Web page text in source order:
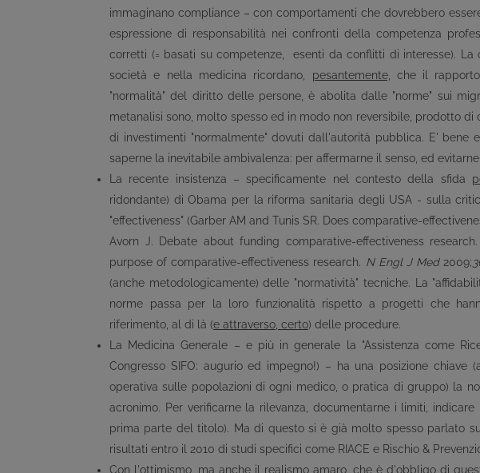
immaginano compliance – con comportamenti che dovrebbero
espressione di responsabilità nei confronti della competenza
corretti (= basati su competenze, esenti da conflitti di interesse).
società e nella medicina ricordano, pesantemente,
che il
"normalità" del diritto delle persone, è abolita dalle "norme" sui
metanalisi sono, molto spesso ed in modo non reversibile, prodotto
di investimenti "normalmente" dovuti dall'autorità pubblica. E' bene
saperne la inevitabile ambivalenza: per affermarne il senso, ed
La recente insistenza – specificamente nel contesto della sfida
ridondante) di Obama per la riforma sanitaria degli USA - sulla
"effectiveness" (Garber AM and Tunis SR. Does comparative-
Avorn J. Debate about funding comparative-effectiveness
purpose of comparative-effectiveness research. N Engl J Med2009;
(anche metodologicamente) delle "normatività" tecniche. La
norme passa per la loro funzionalità rispetto a progetti che
riferimento, al di là (e attraverso, certo) delle procedure.
La Medicina Generale – e più in generale la "Assistenza come
Congresso SIFO: augurio ed impegno!) – ha una posizione chiave
operativa sulle popolazioni di ogni medico, o pratica di gruppo) la
acronimo. Per verificarne la rilevanza, documentarne i limiti,
prima parte del titolo). Ma di questo si è già molto spesso parlato
risultati entro il 2010 di studi specifici come RIACE e Rischio &
Con l'ottimismo, ma anche il realismo amaro, che è d'obbligo di